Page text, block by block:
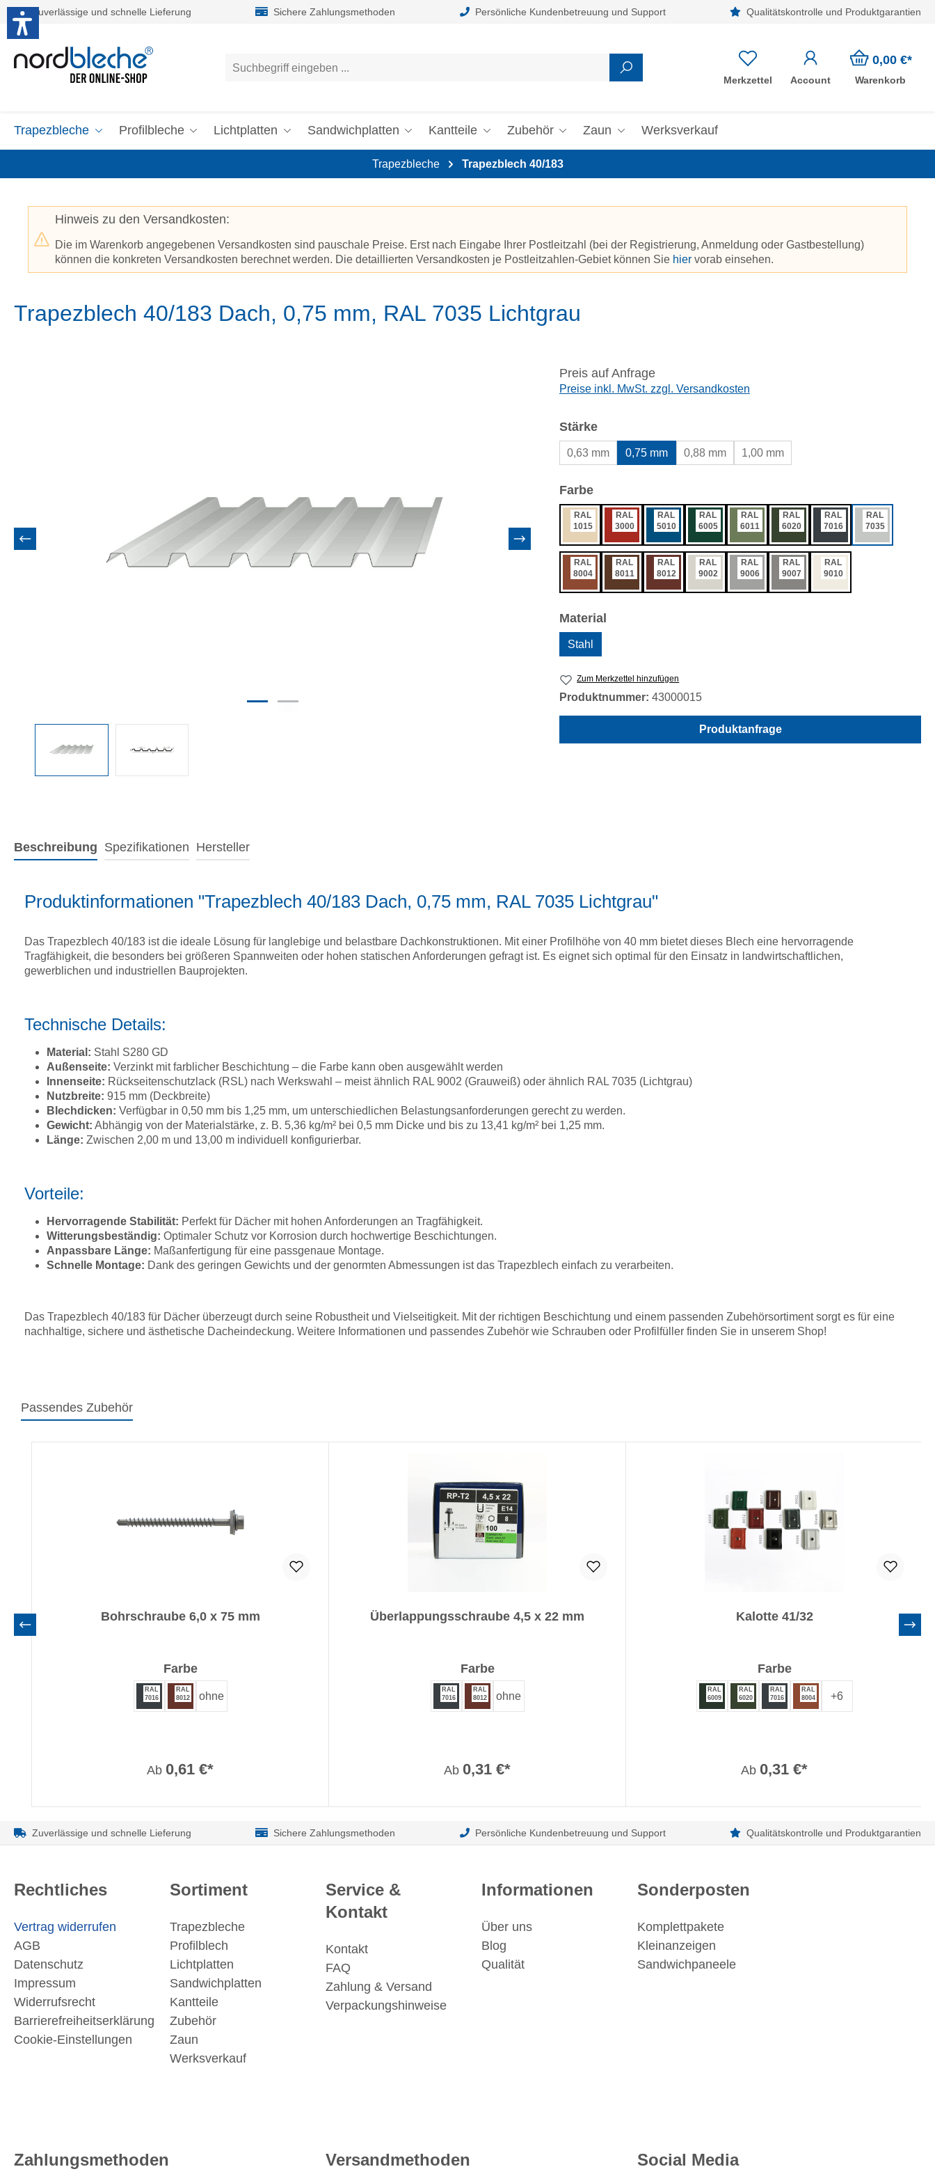
Hauptinhalt springen
Zur Suche springen
Zuverlässige und schnelle Lieferung Sichere Zahlungsmethoden Persönliche Kundenbetreuung und Support Qualitätskontrolle und Produktgarantien
Merkzettel Account
0,00 €*
Warenkorb
Trapezbleche Profilbleche Lichtplatten Sandwichplatten Kantteile Zubehör Zaun Werksverkauf
Trapezbleche Trapezblech 40/183
Hinweis zu den Versandkosten:
Die im Warenkorb angegebenen Versandkosten sind pauschale Preise. Erst nach Eingabe Ihrer Postleitzahl (bei der Registrierung, Anmeldung oder Gastbestellung)
können die konkreten Versandkosten berechnet werden. Die detaillierten Versandkosten je Postleitzahlen-Gebiet können Sie hier vorab einsehen.
Trapezblech 40/183 Dach, 0,75 mm, RAL 7035 Lichtgrau
Preis auf Anfrage
Preise inkl. MwSt. zzgl. Versandkosten
Stärkeauswählen
0,63 mm 0,75 mm 0,88 mm 1,00 mm
Farbeauswählen
RAL
1015
RAL
3000
RAL
5010
RAL
6005
RAL
6011
RAL
6020
RAL
7016
RAL
7035
RAL
8004
RAL
8011
RAL
8012
RAL
9002
RAL
9006
RAL
9007
RAL
9010
Material
Stahl
Zum Merkzettel hinzufügen
Produktnummer: 43000015
Produktanfrage
Beschreibung Spezifikationen Hersteller
Produktinformationen "Trapezblech 40/183 Dach, 0,75 mm, RAL 7035 Lichtgrau"
Das Trapezblech 40/183 ist die ideale Lösung für langlebige und belastbare Dachkonstruktionen. Mit einer Profilhöhe von 40 mm bietet dieses Blech eine hervorragende
Tragfähigkeit, die besonders bei größeren Spannweiten oder hohen statischen Anforderungen gefragt ist. Es eignet sich optimal für den Einsatz in landwirtschaftlichen,
gewerblichen und industriellen Bauprojekten.
Technische Details:
Material: Stahl S280 GD
Außenseite: Verzinkt mit farblicher Beschichtung – die Farbe kann oben ausgewählt werden
Innenseite: Rückseitenschutzlack (RSL) nach Werkswahl – meist ähnlich RAL 9002 (Grauweiß) oder ähnlich RAL 7035 (Lichtgrau)
Nutzbreite: 915 mm (Deckbreite)
Blechdicken: Verfügbar in 0,50 mm bis 1,25 mm, um unterschiedlichen Belastungsanforderungen gerecht zu werden.
Gewicht: Abhängig von der Materialstärke, z. B. 5,36 kg/m² bei 0,5 mm Dicke und bis zu 13,41 kg/m² bei 1,25 mm.
Länge: Zwischen 2,00 m und 13,00 m individuell konfigurierbar.
Vorteile:
Hervorragende Stabilität: Perfekt für Dächer mit hohen Anforderungen an Tragfähigkeit.
Witterungsbeständig: Optimaler Schutz vor Korrosion durch hochwertige Beschichtungen.
Anpassbare Länge: Maßanfertigung für eine passgenaue Montage.
Schnelle Montage: Dank des geringen Gewichts und der genormten Abmessungen ist das Trapezblech einfach zu verarbeiten.
Das Trapezblech 40/183 für Dächer überzeugt durch seine Robustheit und Vielseitigkeit. Mit der richtigen Beschichtung und einem passenden Zubehörsortiment sorgt es für eine
nachhaltige, sichere und ästhetische Dacheindeckung. Weitere Informationen und passendes Zubehör wie Schrauben oder Profilfüller finden Sie in unserem Shop!
Passendes Zubehör
Bohrschraube 6,0 x 75 mm
Farbeauswählen
RAL
7016
RAL
8012
ohne
Ab 0,61 €*
Überlappungsschraube 4,5 x 22 mm
Farbeauswählen
RAL
7016
RAL
8012
ohne
Ab 0,31 €*
Kalotte 41/32
Farbeauswählen
RAL
6009
RAL
6020
RAL
7016
RAL
8004
+6
Ab 0,31 €*
Zuverlässige und schnelle Lieferung Sichere Zahlungsmethoden Persönliche Kundenbetreuung und Support Qualitätskontrolle und Produktgarantien
Rechtliches
Vertrag widerrufen
AGB
Datenschutz
Impressum
Widerrufsrecht
Barrierefreiheitserklärung
Cookie-Einstellungen
Sortiment
Trapezbleche
Profilblech
Lichtplatten
Sandwichplatten
Kantteile
Zubehör
Zaun
Werksverkauf
Service &
Kontakt
Kontakt
FAQ
Zahlung & Versand
Verpackungshinweise
Informationen
Über uns
Blog
Qualität
Sonderposten
Komplettpakete
Kleinanzeigen
Sandwichpaneele
Zahlungsmethoden Versandmethoden Social Media